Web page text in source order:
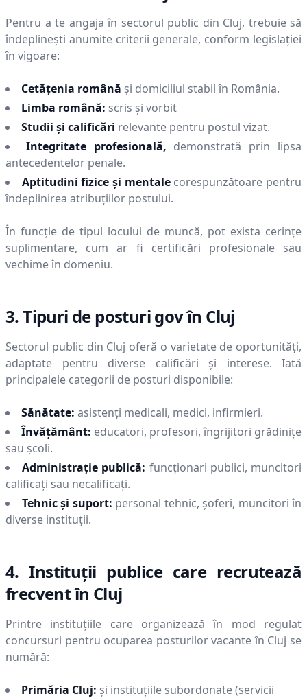
Pentru a te angaja în sectorul public din Cluj, trebuie să
îndeplinești anumite criterii generale, conform legislației
în vigoare:
Cetățenia română și domiciliul stabil în România.
Limba română: scris și vorbit
Studii și calificări relevante pentru postul vizat.
Integritate profesională, demonstrată prin lipsa
antecedentelor penale.
Aptitudini fizice și mentale corespunzătoare pentru
îndeplinirea atribuțiilor postului.
În funcție de tipul locului de muncă, pot exista cerințe
suplimentare, cum ar fi certificări profesionale sau
vechime în domeniu.
3. Tipuri de posturi gov în Cluj
Sectorul public din Cluj oferă o varietate de oportunități,
adaptate pentru diverse calificări și interese. Iată
principalele categorii de posturi disponibile:
Sănătate: asistenți medicali, medici, infirmieri.
Învățământ: educatori, profesori, îngrijitori grădinițe
sau școli.
Administrație publică: funcționari publici, muncitori
calificați sau necalificați.
Tehnic și suport: personal tehnic, șoferi, muncitori în
diverse instituții.
4. Instituții publice care recrutează
frecvent în Cluj
Printre instituțiile care organizează în mod regulat
concursuri pentru ocuparea posturilor vacante în Cluj se
numără:
Primăria Cluj: și instituțiile subordonate (servicii